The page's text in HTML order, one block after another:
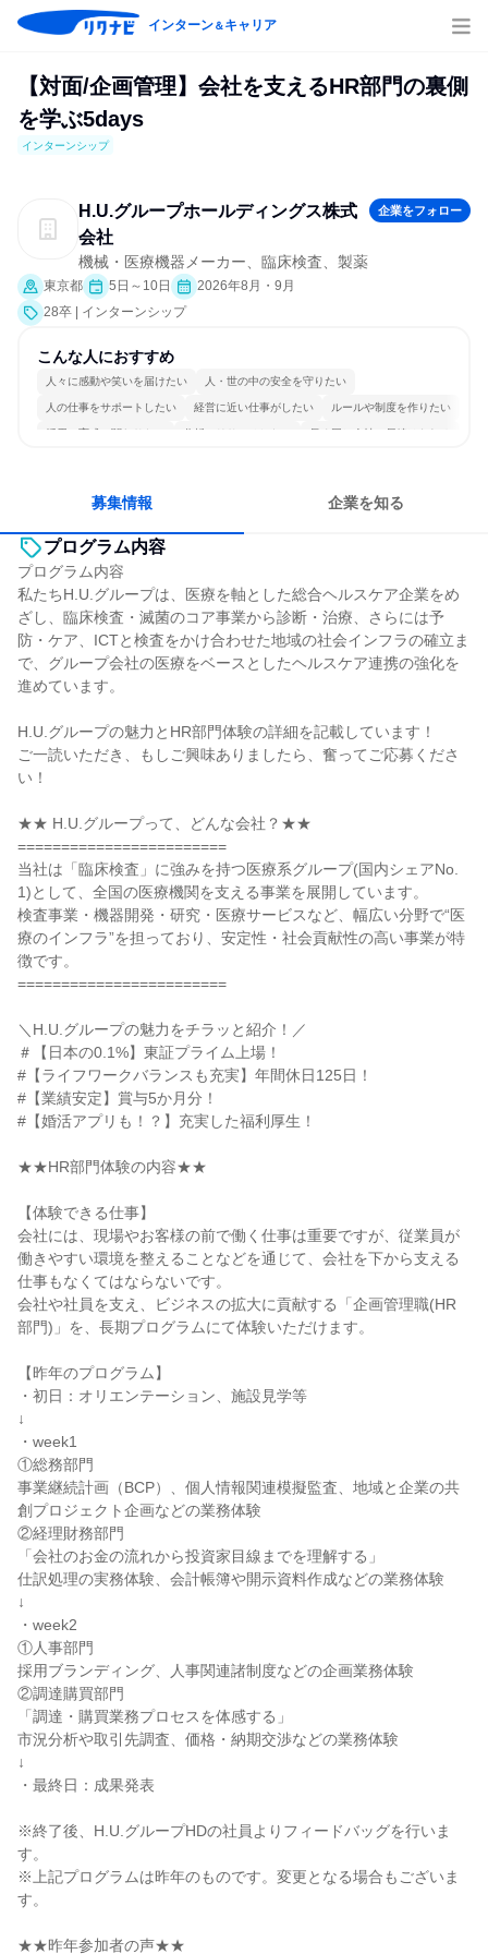
インターン＆キャリア
【対面/企画管理】会社を支えるHR部門の裏側
を学ぶ5days
インターンシップ
H.U.グループホールディングス株式
会社
企業をフォロー
機械・医療機器メーカー、臨床検査、製薬
東京都 5日～10日
2026年8月・9月
28卒 | インターンシップ
こんな人におすすめ
人々に感動や笑いを届けたい 人・世の中の安全を守りたい
人の仕事をサポートしたい 経営に近い仕事がしたい ルールや制度を作りたい
採用・育成に関わりたい 分析・リサーチしたい 長く同じ会社に居続けられる
募集情報 企業を知る
プログラム内容
プログラム内容
私たちH.U.グループは、医療を軸とした総合ヘルスケア企業をめ
ざし、臨床検査・滅菌のコア事業から診断・治療、さらには予
防・ケア、ICTと検査をかけ合わせた地域の社会インフラの確立ま
で、グループ会社の医療をベースとしたヘルスケア連携の強化を
進めています。
H.U.グループの魅力とHR部門体験の詳細を記載しています！
ご一読いただき、もしご興味ありましたら、奮ってご応募くださ
い！
★★ H.U.グループって、どんな会社？★★
========================
当社は「臨床検査」に強みを持つ医療系グループ(国内シェアNo.
1)として、全国の医療機関を支える事業を展開しています。
検査事業・機器開発・研究・医療サービスなど、幅広い分野で“医
療のインフラ”を担っており、安定性・社会貢献性の高い事業が特
徴です。
========================
＼H.U.グループの魅力をチラッと紹介！／
＃【日本の0.1%】東証プライム上場！
#【ライフワークバランスも充実】年間休日125日！
#【業績安定】賞与5か月分！
#【婚活アプリも！？】充実した福利厚生！
★★HR部門体験の内容★★
【体験できる仕事】
会社には、現場やお客様の前で働く仕事は重要ですが、従業員が
働きやすい環境を整えることなどを通じて、会社を下から支える
仕事もなくてはならないです。
会社や社員を支え、ビジネスの拡大に貢献する「企画管理職(HR
部門)」を、長期プログラムにて体験いただけます。
【昨年のプログラム】
・初日：オリエンテーション、施設見学等
↓
・week1
①総務部門
事業継続計画（BCP）、個人情報関連模擬監査、地域と企業の共
創プロジェクト企画などの業務体験
②経理財務部門
「会社のお金の流れから投資家目線までを理解する」
仕訳処理の実務体験、会計帳簿や開示資料作成などの業務体験
↓
・week2
①人事部門
採用ブランディング、人事関連諸制度などの企画業務体験
②調達購買部門
「調達・購買業務プロセスを体感する」
市況分析や取引先調査、価格・納期交渉などの業務体験
↓
・最終日：成果発表
※終了後、H.U.グループHDの社員よりフィードバッグを行いま
す。
※上記プログラムは昨年のものです。変更となる場合もございま
す。
★★昨年参加者の声★★